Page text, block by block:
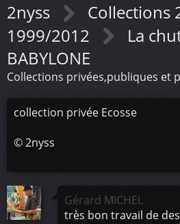
2nyss
Collections
1999/2012
La
BABYLONE
Collections privées,publiques et
collection privée Ecosse
©2nyss
Gérard MICHEL
très bon travail de